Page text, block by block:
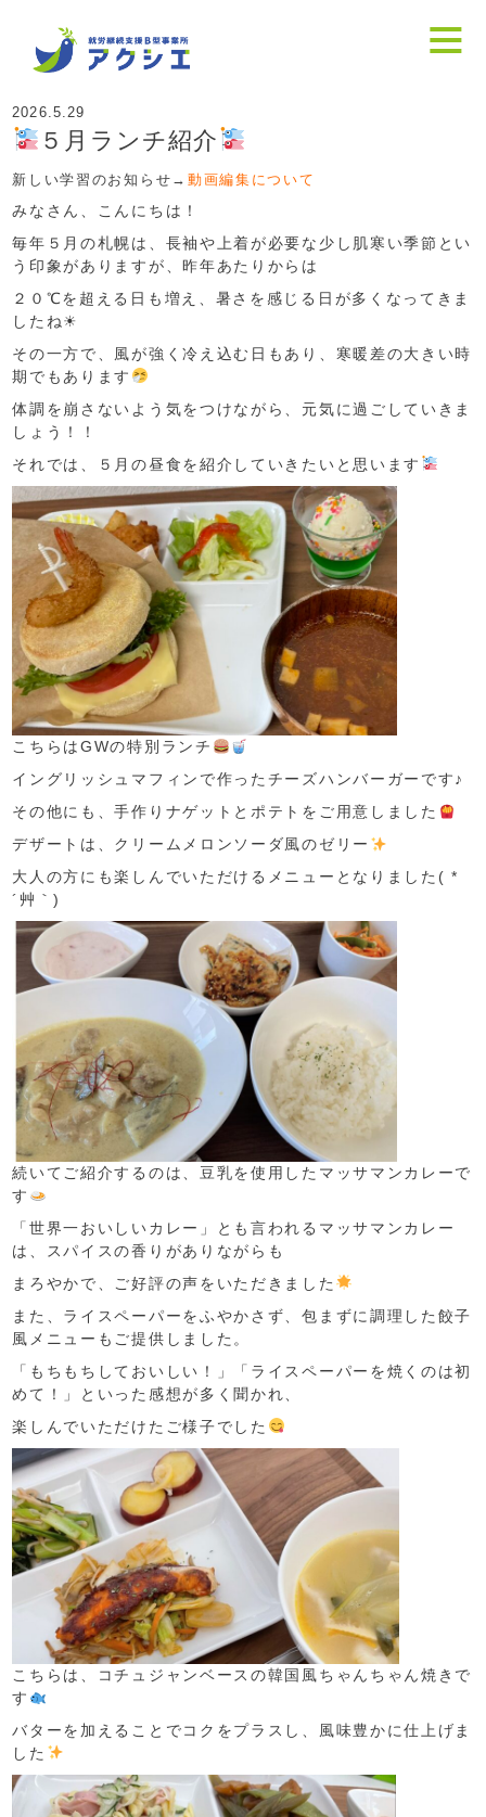
2026.5.29
５月ランチ紹介
新しい学習のお知らせ→ 動画編集について
みなさん、こんにちは！
毎年５月の札幌は、長袖や上着が必要な少し肌寒い季節とい
う印象がありますが、昨年あたりからは
２０℃を超える日も増え、暑さを感じる日が多くなってきま
したね☀
その一方で、風が強く冷え込む日もあり、寒暖差の大きい時
期でもあります
体調を崩さないよう気をつけながら、元気に過ごしていきま
しょう！！
それでは、５月の昼食を紹介していきたいと思います
こちらはGWの特別ランチ
イングリッシュマフィンで作ったチーズハンバーガーです♪
その他にも、手作りナゲットとポテトをご用意しました
デザートは、クリームメロンソーダ風のゼリー
大人の方にも楽しんでいただけるメニューとなりました( *
´艸｀)
続いてご紹介するのは、豆乳を使用したマッサマンカレーで
す
「世界一おいしいカレー」とも言われるマッサマンカレー
は、スパイスの香りがありながらも
まろやかで、ご好評の声をいただきました
また、ライスペーパーをふやかさず、包まずに調理した餃子
風メニューもご提供しました。
「もちもちしておいしい！」「ライスペーパーを焼くのは初
めて！」といった感想が多く聞かれ、
楽しんでいただけたご様子でした
こちらは、コチュジャンベースの韓国風ちゃんちゃん焼きで
す
バターを加えることでコクをプラスし、風味豊かに仕上げま
した